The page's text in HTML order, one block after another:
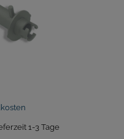
1-3 Tage